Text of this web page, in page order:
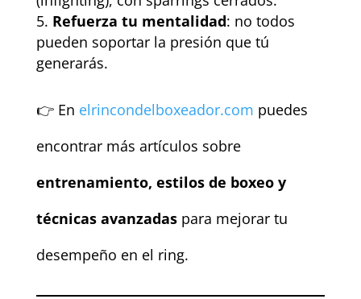
Refuerza tu mentalidad: no todos
pueden soportar la presión que tú
generarás.
👉 En elrincondelboxeador.com puedes
encontrar más artículos sobre
entrenamiento, estilos de boxeo y
técnicas avanzadaspara mejorar tu
desempeño en el ring.